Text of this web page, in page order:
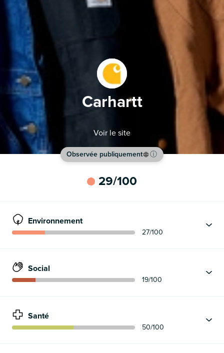
Carhartt
Voir le site
Observée publiquement ⓘ
29/100
Environnement
27/100
Social
19/100
Santé
50/100